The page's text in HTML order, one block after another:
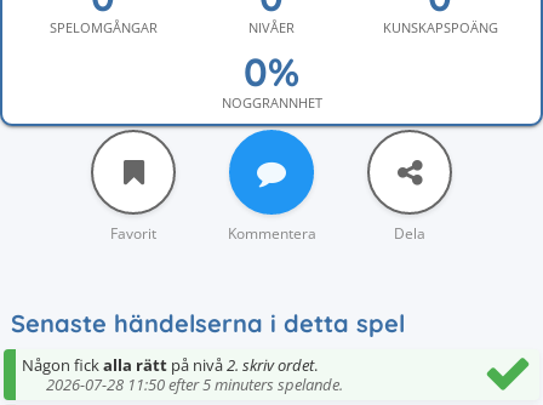
SPELOMGÅNGAR NIVÅER KUNSKAPSPOÄNG
NOGGRANNHET
Favorit Kommentera Dela
Senaste händelserna i detta spel
Någon fickalla rätt på nivå2. skriv ordet.
2026-07-28 11:50 efter 5 minuters spelande.